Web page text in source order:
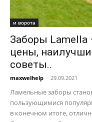
и ворота
Заборы Lamella
цены,
советы..
maxwelhelp - 29.09.2021
Ламельные заборы
пользующимися
в конечном итоге,